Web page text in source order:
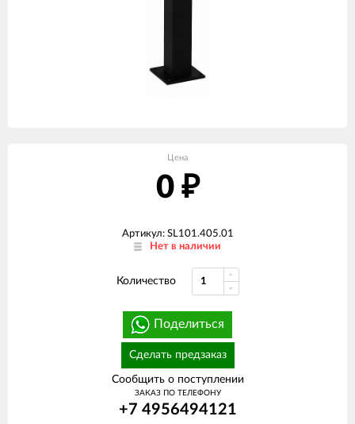
Цена
0 ₽
Артикул: SL101.405.01
Нет в наличии
Количество
Поделиться
Сделать предзаказ
Сообщить о поступлении
ЗАКАЗ ПО ТЕЛЕФОНУ
+7 4956494121